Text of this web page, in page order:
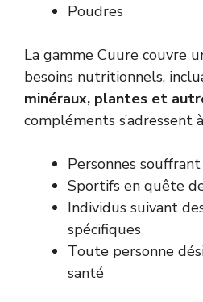
Poudres
La gamme Cuure couvre
besoins nutritionnels,
minéraux, plantes et
compléments s’adressent
Personnes
Sportifs en quête
Individus suivant
spécifiques
Toute personne
santé